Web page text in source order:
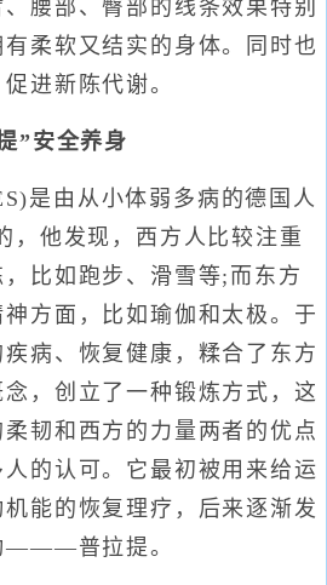
腰部、臀部的线条效果特别
柔软又结实的身体。同时也
进新陈代谢。
”安全养身
由从小体弱多病的德国人
，他发现，西方人比较注重
比如跑步、滑雪等;而东方
方面，比如瑜伽和太极。于
病、恢复健康，糅合了东方
，创立了一种锻炼方式，这
韧和西方的力量两者的优点
的认可。它最初被用来给运
能的恢复理疗，后来逐渐发
———普拉提。